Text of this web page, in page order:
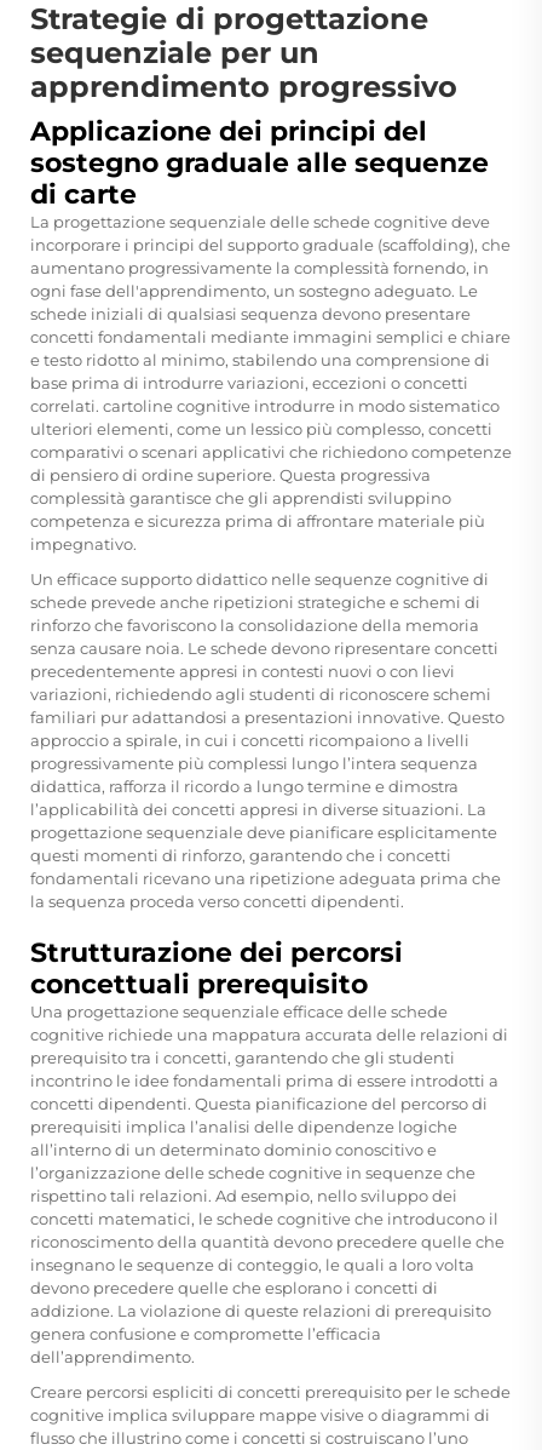
Strategie di progettazione
sequenziale per un
apprendimento progressivo
Applicazione dei principi del
sostegno graduale alle sequenze
di carte
La progettazione sequenziale delle schede cognitive deve
incorporare i principi del supporto graduale (scaffolding), che
aumentano progressivamente la complessità fornendo, in
ogni fase dell'apprendimento, un sostegno adeguato. Le
schede iniziali di qualsiasi sequenza devono presentare
concetti fondamentali mediante immagini semplici e chiare
e testo ridotto al minimo, stabilendo una comprensione di
base prima di introdurre variazioni, eccezioni o concetti
correlati. cartoline cognitive introdurre in modo sistematico
ulteriori elementi, come un lessico più complesso, concetti
comparativi o scenari applicativi che richiedono competenze
di pensiero di ordine superiore. Questa progressiva
complessità garantisce che gli apprendisti sviluppino
competenza e sicurezza prima di affrontare materiale più
impegnativo.
Un efficace supporto didattico nelle sequenze cognitive di
schede prevede anche ripetizioni strategiche e schemi di
rinforzo che favoriscono la consolidazione della memoria
senza causare noia. Le schede devono ripresentare concetti
precedentemente appresi in contesti nuovi o con lievi
variazioni, richiedendo agli studenti di riconoscere schemi
familiari pur adattandosi a presentazioni innovative. Questo
approccio a spirale, in cui i concetti ricompaiono a livelli
progressivamente più complessi lungo l’intera sequenza
didattica, rafforza il ricordo a lungo termine e dimostra
l’applicabilità dei concetti appresi in diverse situazioni. La
progettazione sequenziale deve pianificare esplicitamente
questi momenti di rinforzo, garantendo che i concetti
fondamentali ricevano una ripetizione adeguata prima che
la sequenza proceda verso concetti dipendenti.
Strutturazione dei percorsi
concettuali prerequisito
Una progettazione sequenziale efficace delle schede
cognitive richiede una mappatura accurata delle relazioni di
prerequisito tra i concetti, garantendo che gli studenti
incontrino le idee fondamentali prima di essere introdotti a
concetti dipendenti. Questa pianificazione del percorso di
prerequisiti implica l’analisi delle dipendenze logiche
all’interno di un determinato dominio conoscitivo e
l’organizzazione delle schede cognitive in sequenze che
rispettino tali relazioni. Ad esempio, nello sviluppo dei
concetti matematici, le schede cognitive che introducono il
riconoscimento della quantità devono precedere quelle che
insegnano le sequenze di conteggio, le quali a loro volta
devono precedere quelle che esplorano i concetti di
addizione. La violazione di queste relazioni di prerequisito
genera confusione e compromette l’efficacia
dell’apprendimento.
Creare percorsi espliciti di concetti prerequisito per le schede
cognitive implica sviluppare mappe visive o diagrammi di
flusso che illustrino come i concetti si costruiscano l’uno